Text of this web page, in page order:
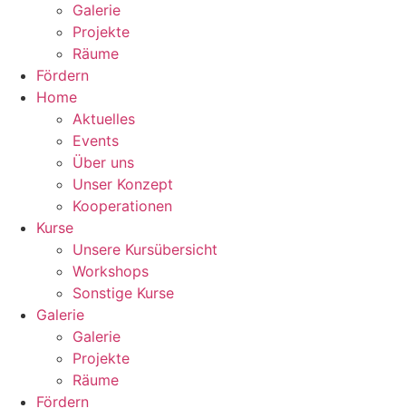
Galerie
Projekte
Räume
Fördern
Home
Aktuelles
Events
Über uns
Unser Konzept
Kooperationen
Kurse
Unsere Kursübersicht
Workshops
Sonstige Kurse
Galerie
Galerie
Projekte
Räume
Fördern